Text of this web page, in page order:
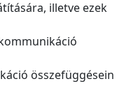
illetve ezek
összefüggésein